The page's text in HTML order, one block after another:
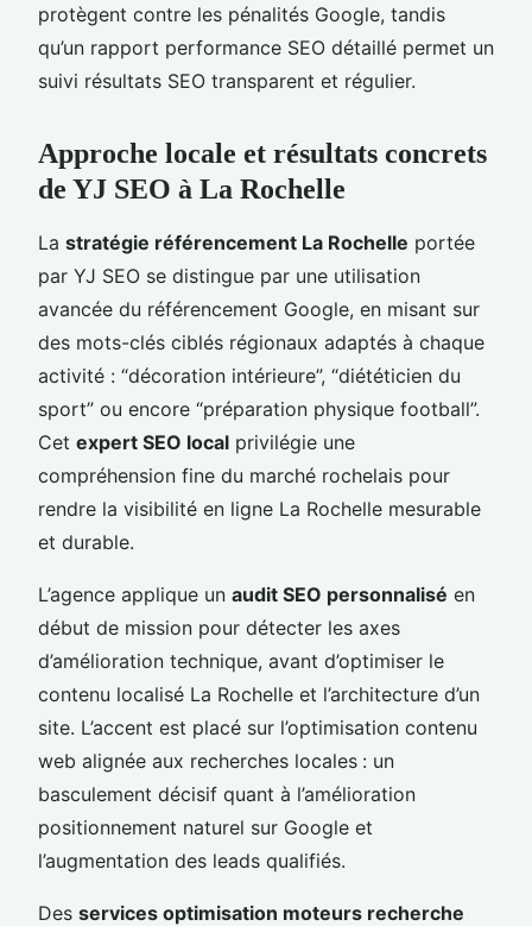
protègent contre les pénalités Google, tandis
qu’un rapport performance SEO détaillé permet un
suivi résultats SEO transparent et régulier.
Approche locale et résultats concrets
de YJ SEO à La Rochelle
La stratégie référencement La Rochelle portée
par YJ SEO se distingue par une utilisation
avancée du référencement Google, en misant sur
des mots-clés ciblés régionaux adaptés à chaque
activité : “décoration intérieure”, “diététicien du
sport” ou encore “préparation physique football”.
Cet expert SEO local privilégie une
compréhension fine du marché rochelais pour
rendre la visibilité en ligne La Rochelle mesurable
et durable.
L’agence applique un audit SEO personnalisé en
début de mission pour détecter les axes
d’amélioration technique, avant d’optimiser le
contenu localisé La Rochelle et l’architecture d’un
site. L’accent est placé sur l’optimisation contenu
web alignée aux recherches locales : un
basculement décisif quant à l’amélioration
positionnement naturel sur Google et
l’augmentation des leads qualifiés.
Des services optimisation moteurs recherche